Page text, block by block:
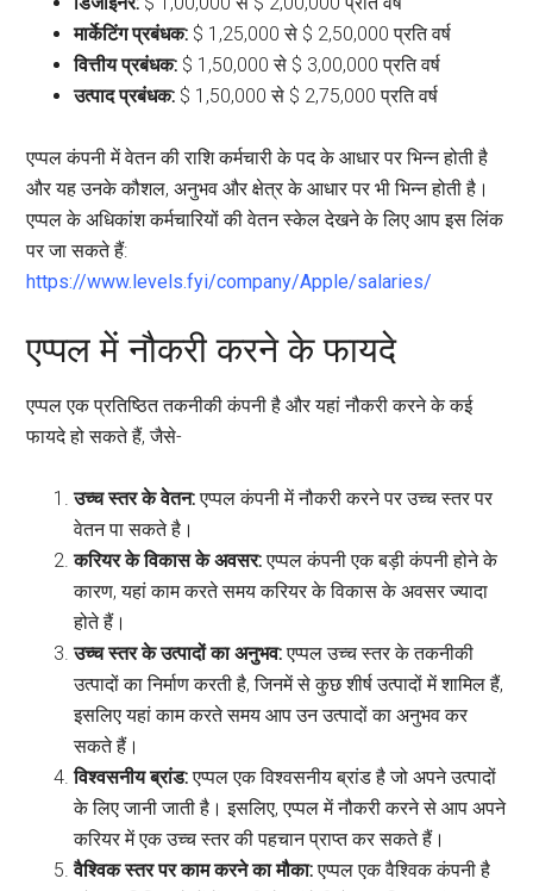
मार्केटिंग प्रबंधक: $ 1,25,000 से $ 2,50,000 प्रति वर्ष
वित्तीय प्रबंधक: $ 1,50,000 से $ 3,00,000 प्रति वर्ष
उत्पाद प्रबंधक: $ 1,50,000 से $ 2,75,000 प्रति वर्ष
एप्पल कंपनी में वेतन की राशि कर्मचारी के पद के आधार पर भिन्न होती है
और यह उनके कौशल, अनुभव और क्षेत्र के आधार पर भी भिन्न होती है।
एप्पल के अधिकांश कर्मचारियों की वेतन स्केल देखने के लिए आप इस लिंक
पर जा सकते हैं:
https://www.levels.fyi/company/Apple/salaries/
एप्पल में नौकरी करने के फायदे
एप्पल एक प्रतिष्ठित तकनीकी कंपनी है और यहां नौकरी करने के कई
फायदे हो सकते हैं, जैसे-
उच्च स्तर के वेतन:एप्पल कंपनी में नौकरी करने पर उच्च स्तर पर
वेतन पा सकते है।
करियर के विकास के अवसर:एप्पल कंपनी एक बड़ी कंपनी होने के
कारण, यहां काम करते समय करियर के विकास के अवसर ज्यादा
होते हैं।
उच्च स्तर के उत्पादों का अनुभव:एप्पल उच्च स्तर के तकनीकी
उत्पादों का निर्माण करती है, जिनमें से कुछ शीर्ष उत्पादों में शामिल हैं,
इसलिए यहां काम करते समय आप उन उत्पादों का अनुभव कर
सकते हैं।
विश्वसनीय ब्रांड:एप्पल एक विश्वसनीय ब्रांड है जो अपने उत्पादों
के लिए जानी जाती है। इसलिए, एप्पल में नौकरी करने से आप अपने
करियर में एक उच्च स्तर की पहचान प्राप्त कर सकते हैं।
वैश्विक स्तर पर काम करने का मौका:एप्पल एक वैश्विक कंपनी है